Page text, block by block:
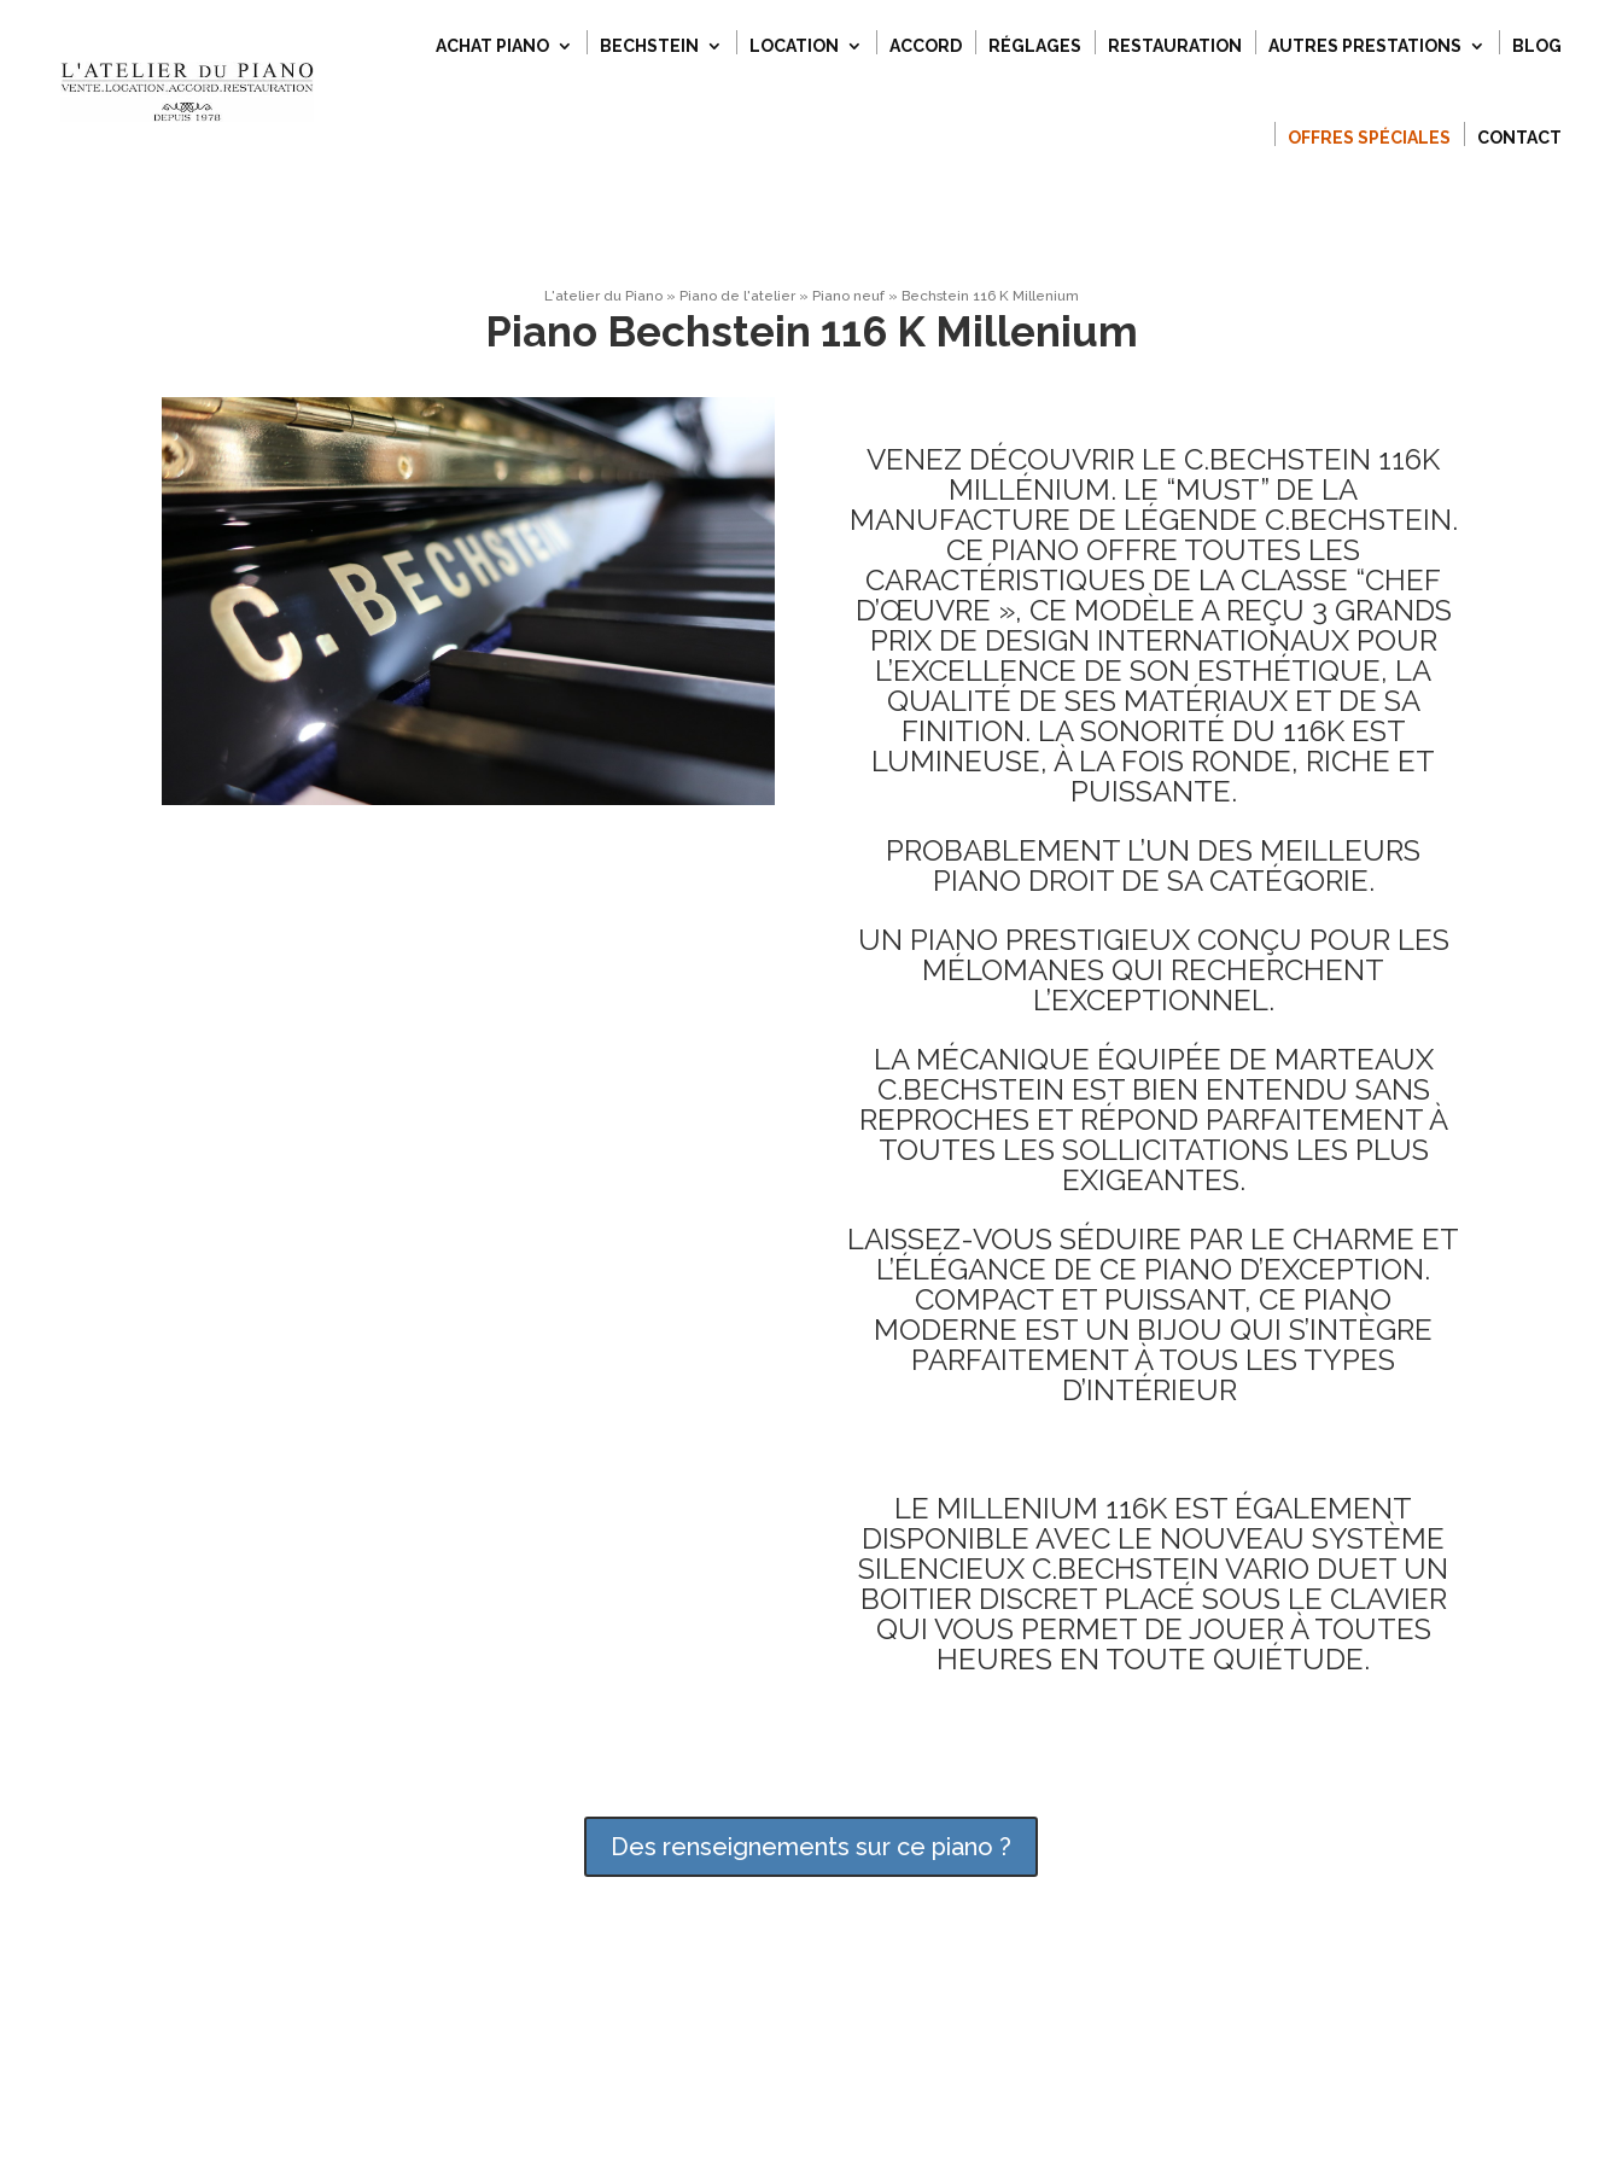
ACHAT PIANO BECHSTEIN LOCATION ACCORD RÉGLAGES RESTAURATION AUTRES PRESTATIONS BLOG
OFFRES SPÉCIALES CONTACT
L'atelier du Piano» Piano de l'atelier» Piano neuf» Bechstein 116 K Millenium
Piano Bechstein 116 K Millenium
VENEZ DÉCOUVRIR LE C.BECHSTEIN 116K
MILLÉNIUM. LE “MUST” DE LA
MANUFACTURE DE LÉGENDE C.BECHSTEIN.
CE PIANO OFFRE TOUTES LES
CARACTÉRISTIQUES DE LA CLASSE “CHEF
D’ŒUVRE », CE MODÈLE A REÇU 3 GRANDS
PRIX DE DESIGN INTERNATIONAUX POUR
L’EXCELLENCE DE SON ESTHÉTIQUE, LA
QUALITÉ DE SES MATÉRIAUX ET DE SA
FINITION. LA SONORITÉ DU 116K EST
LUMINEUSE, À LA FOIS RONDE, RICHE ET
PUISSANTE.
PROBABLEMENT L’UN DES MEILLEURS
PIANO DROIT DE SA CATÉGORIE.
UN PIANO PRESTIGIEUX CONÇU POUR LES
MÉLOMANES QUI RECHERCHENT
L’EXCEPTIONNEL.
LA MÉCANIQUE ÉQUIPÉE DE MARTEAUX
C.BECHSTEIN EST BIEN ENTENDU SANS
REPROCHES ET RÉPOND PARFAITEMENT À
TOUTES LES SOLLICITATIONS LES PLUS
EXIGEANTES.
LAISSEZ-VOUS SÉDUIRE PAR LE CHARME ET
L’ÉLÉGANCE DE CE PIANO D’EXCEPTION.
COMPACT ET PUISSANT, CE PIANO
MODERNE EST UN BIJOU QUI S’INTÈGRE
PARFAITEMENT À TOUS LES TYPES
D’INTÉRIEUR
LE MILLENIUM 116K EST ÉGALEMENT
DISPONIBLE AVEC LE NOUVEAU SYSTÈME
SILENCIEUX C.BECHSTEIN VARIO DUET UN
BOITIER DISCRET PLACÉ SOUS LE CLAVIER
QUI VOUS PERMET DE JOUER À TOUTES
HEURES EN TOUTE QUIÉTUDE.
Des renseignements sur ce piano ?